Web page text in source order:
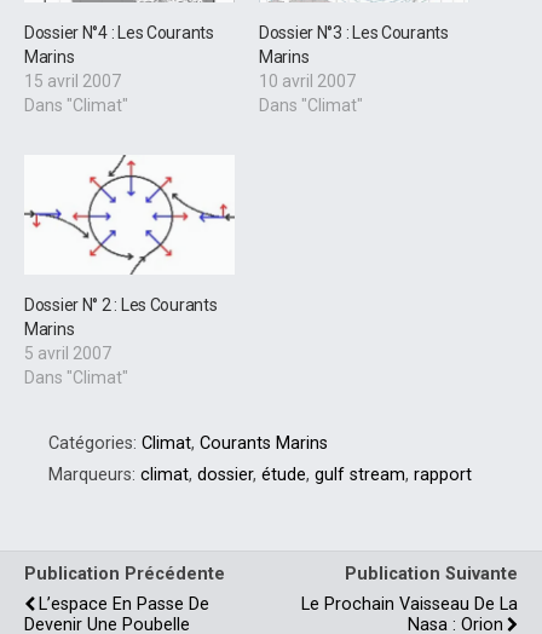
Dossier N°4 : Les Courants
Marins
15 avril 2007
Dans "Climat"
Dossier N°3 : Les Courants
Marins
10 avril 2007
Dans "Climat"
Dossier N° 2 : Les Courants
Marins
5 avril 2007
Dans "Climat"
Catégories: Climat, Courants Marins
Marqueurs: climat, dossier, étude, gulf stream, rapport
Publication Précédente
L’espace En Passe De
Devenir Une Poubelle
Publication Suivante
Le Prochain Vaisseau De La
Nasa : Orion